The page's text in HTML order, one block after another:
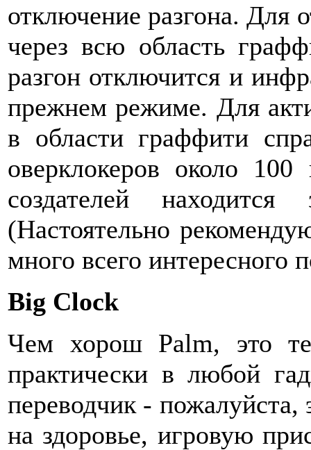
отключение разгона. Для
через всю область
разгон отключится и
прежнем режиме. Для
в области граффити
оверклокеров около
создателей
(Настоятельно
много всего интересного
Big Clock
Чем хорош Palm, это
практически в любой
переводчик -
на здоровье, игровую